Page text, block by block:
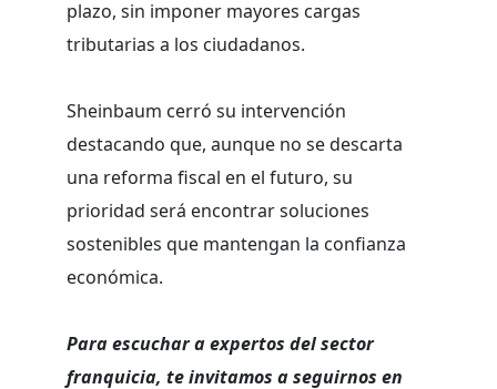
plazo, sin imponer mayores cargas
tributarias a los ciudadanos.
Sheinbaum cerró su intervención
destacando que, aunque no se descarta
una reforma fiscal en el futuro, su
prioridad será encontrar soluciones
sostenibles que mantengan la confianza
económica.
Para escuchar a expertos del sector
franquicia, te invitamos a seguirnos en